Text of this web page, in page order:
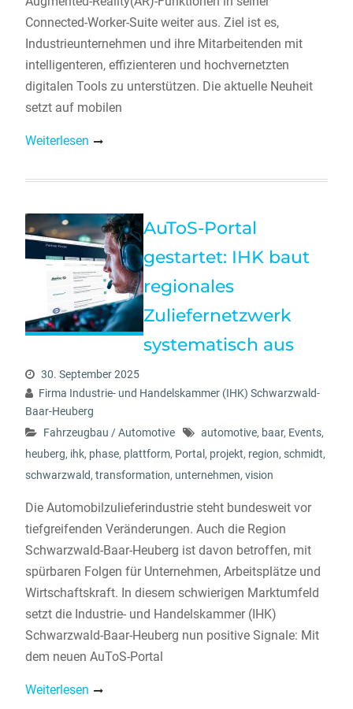
Connected-Worker-Suite weiter aus. Ziel ist es,
Industrieunternehmen und ihre Mitarbeitenden mit
intelligenteren, effizienteren und hochvernetzten
digitalen Tools zu unterstützen. Die aktuelle Neuheit
setzt auf mobilen
Weiterlesen
AuToS-Portal
gestartet: IHK baut
regionales
Zuliefernetzwerk
systematisch aus
30. September 2025
Firma Industrie- und Handelskammer (IHK) Schwarzwald-
Baar-Heuberg
Fahrzeugbau / Automotive
automotive, baar, Events,
heuberg, ihk, phase, plattform, Portal , projekt, region, schmidt,
schwarzwald, transformation, unternehmen, vision
Die Automobilzulieferindustrie steht bundesweit vor
tiefgreifenden Veränderungen. Auch die Region
Schwarzwald-Baar-Heuberg ist davon betroffen, mit
spürbaren Folgen für Unternehmen, Arbeitsplätze und
Wirtschaftskraft. In diesem schwierigen Marktumfeld
setzt die Industrie- und Handelskammer (IHK)
Schwarzwald-Baar-Heuberg nun positive Signale: Mit
dem neuen AuToS-Portal
Weiterlesen